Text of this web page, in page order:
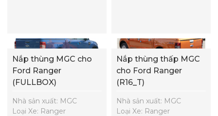
Nắp thùng MGC cho
Ford Ranger
(FULLBOX)
Nhà sản xuất: MGC
Loại Xe: Ranger
Nắp thùng thấp MGC
cho Ford Ranger
(R16_T)
Nhà sản xuất: MGC
Loại Xe: Ranger